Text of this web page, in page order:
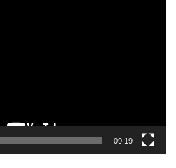
09:19